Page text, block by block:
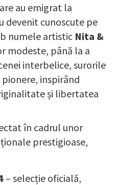
au emigrat la
devenit cunoscute pe
numele artistic Nita &
modeste, până la a
interbelice, surorile
inspirând
și libertatea
în cadrul unor
prestigioase,
– selecție oficială,